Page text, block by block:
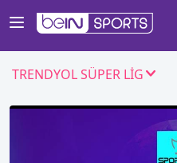
TRENDYOL SÜPER LİG